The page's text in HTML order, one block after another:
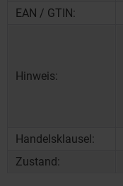
EAN / GTIN:
Hinweis:
Handelsklausel:
Zustand: